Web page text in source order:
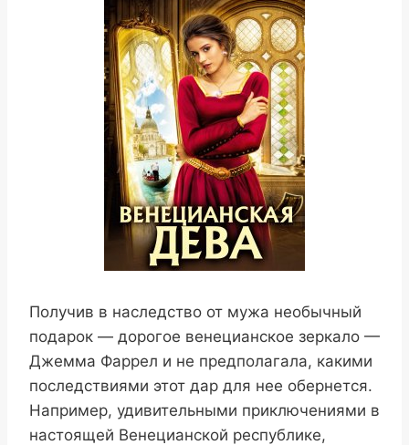
Получив в наследство от мужа необычный
подарок — дорогое венецианское зеркало —
Джемма Фаррел и не предполагала, какими
последствиями этот дар для нее обернется.
Например, удивительными приключениями в
настоящей Венецианской республике,